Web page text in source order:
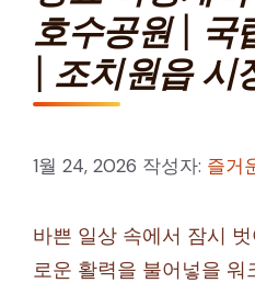
호수공원 | 국
| 조치원읍 시
1월 24, 2026 작성자: 즐거
바쁜 일상 속에서 잠시
로운 활력을 불어넣을 워